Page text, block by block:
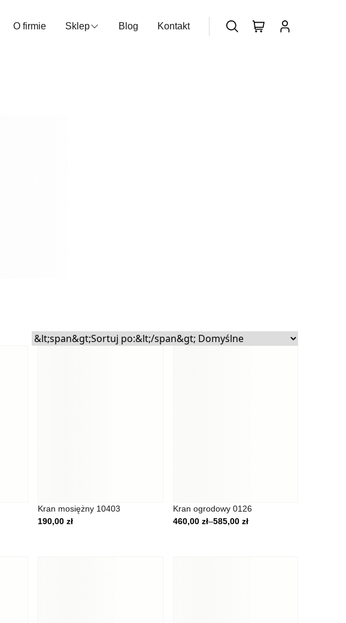
O firmie Sklep Blog Kontakt
Kran mosiężny 10403
190,00 zł
Kran ogrodowy 0126
460,00 zł–585,00 zł
Zakres cen: od 460,00 zł do 585,00 zł
danymi otrzymanymi od Ciebie lub